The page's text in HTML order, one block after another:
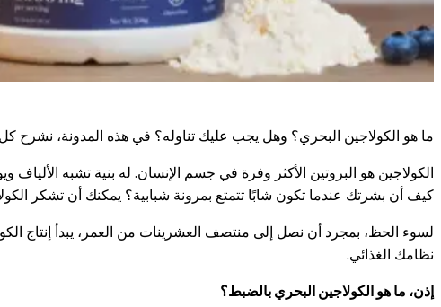
ما هو الكولاجين البحري؟ وهل يجب عليك تناوله؟ في هذه المدونة، نشرح
الكولاجين هو البروتين الأكثر وفرة في جسم الإنسان. له بنية تشبه
كيف أن بشرتك عندما تكون شابًا تتمتع بمرونة شبابية؟ يمكنك أن تشكر
لسوء الحظ، بمجرد أن نصل إلى منتصف العشرينات من العمر، يبدأ إنتاج
نظامك الغذائي.
إذن، ما هو الكولاجين البحري بالضبط؟